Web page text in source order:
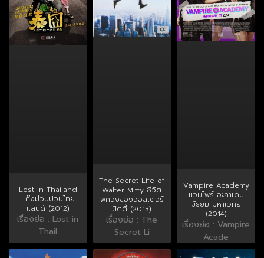
Lost in Thailand
แก๊งม่วนป่วนไทย
แลนด์ (2012)
เรื่องย่อ : Lost in
Thail
The Secret Life of
Walter Mitty ชีวิต
พิศวงของวอลเตอร์
มิตตี้ (2013)
เรื่องย่อ : The
Secret Li
Vampire Academy
แวมไพร์ อะคาเดมี่
มัธยม มหาเวทย์
(2014)
เรื่องย่อ : Vampire
Acade